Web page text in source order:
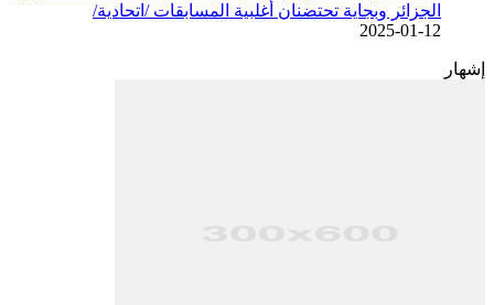
الجزائر وبجاية تحتضنان أغلبية المسابقات /اتحادية/
2025-01-12
إشهار